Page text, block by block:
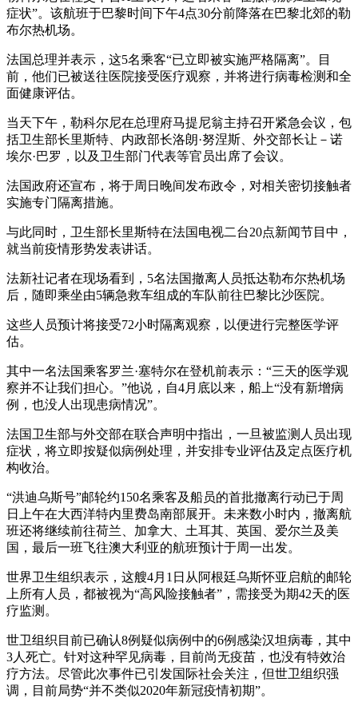
症状”。该航班于巴黎时间下午4点30分前降落在巴黎北郊的勒
布尔热机场。
法国总理并表示，这5名乘客“已立即被实施严格隔离”。目
前，他们已被送往医院接受医疗观察，并将进行病毒检测和全
面健康评估。
当天下午，勒科尔尼在总理府马提尼翁主持召开紧急会议，包
括卫生部长里斯特、内政部长洛朗·努涅斯、外交部长让－诺
埃尔·巴罗，以及卫生部门代表等官员出席了会议。
法国政府还宣布，将于周日晚间发布政令，对相关密切接触者
实施专门隔离措施。
与此同时，卫生部长里斯特在法国电视二台20点新闻节目中，
就当前疫情形势发表讲话。
法新社记者在现场看到，5名法国撤离人员抵达勒布尔热机场
后，随即乘坐由5辆急救车组成的车队前往巴黎比沙医院。
这些人员预计将接受72小时隔离观察，以便进行完整医学评
估。
其中一名法国乘客罗兰·塞特尔在登机前表示：“三天的医学观
察并不让我们担心。”他说，自4月底以来，船上“没有新增病
例，也没人出现患病情况”。
法国卫生部与外交部在联合声明中指出，一旦被监测人员出现
症状，将立即按疑似病例处理，并安排专业评估及定点医疗机
构收治。
“洪迪乌斯号”邮轮约150名乘客及船员的首批撤离行动已于周
日上午在大西洋特内里费岛南部展开。未来数小时内，撤离航
班还将继续前往荷兰、加拿大、土耳其、英国、爱尔兰及美
国，最后一班飞往澳大利亚的航班预计于周一出发。
世界卫生组织表示，这艘4月1日从阿根廷乌斯怀亚启航的邮轮
上所有人员，都被视为“高风险接触者”，需接受为期42天的医
疗监测。
世卫组织目前已确认8例疑似病例中的6例感染汉坦病毒，其中
3人死亡。针对这种罕见病毒，目前尚无疫苗，也没有特效治
疗方法。尽管此次事件已引发国际社会关注，但世卫组织强
调，目前局势“并不类似2020年新冠疫情初期”。